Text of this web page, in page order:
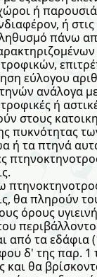
ή
ή
πάνω
εύλογου
ανάλογα με
ή
στους
πυκνότητας
ή τα πτηνά
θα πληρούν
όρους
από τα εδάφια
δ' της παρ. 1
και θα